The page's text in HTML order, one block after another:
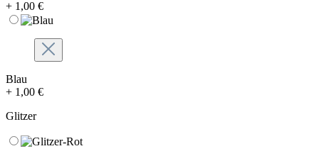
+ 1,00 €
Blau
+ 1,00 €
Glitzer